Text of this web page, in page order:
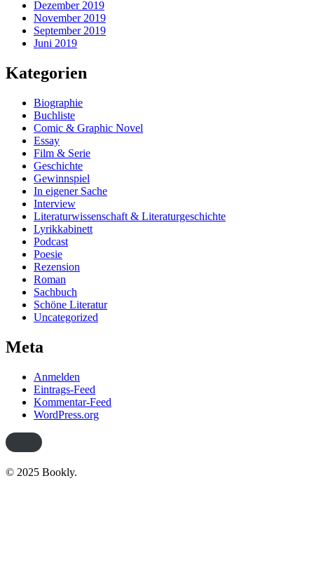
Dezember 2019
November 2019
September 2019
Juni 2019
Kategorien
Biographie
Buchliste
Comic & Graphic Novel
Essay
Film & Serie
Geschichte
Gewinnspiel
In eigener Sache
Interview
Literaturwissenschaft & Literaturgeschichte
Lyrikkabinett
Podcast
Poesie
Rezension
Roman
Sachbuch
Schöne Literatur
Uncategorized
Meta
Anmelden
Eintrags-Feed
Kommentar-Feed
WordPress.org
© 2025 Bookly.